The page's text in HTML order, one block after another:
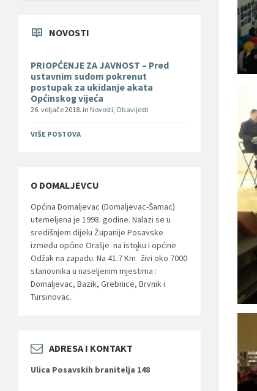
NOVOSTI
PRIOPĆENJE ZA JAVNOST – Pred
ustavnim sudom pokrenut
postupak za ukidanje akata
Općinskog vijeća
26. veljače 2018. in Novosti, Obavijesti
VIŠE POSTOVA
O DOMALJEVCU
Općina Domaljevac (Domaljevac-Šamac)
utemeljena je 1998. godine. Nalazi se u
središnjem dijelu Županije Posavske
između općine Orašje na istoku i općine
Odžak na zapadu. Na 41.7 Km
2
živi oko 7000
stanovnika u naseljenim mjestima :
Domaljevac, Bazik, Grebnice, Brvnik i
Tursinovac.
ADRESA I KONTAKT
Ulica Posavskih branitelja 148